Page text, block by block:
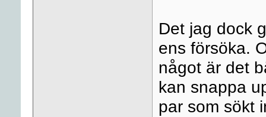
Det jag dock
ens försöka.
något är det
kan snappa
par som sökt